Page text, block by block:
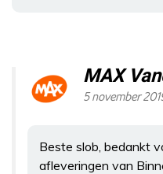
MAX
5 november
Beste slob, bedankt
afleveringen van